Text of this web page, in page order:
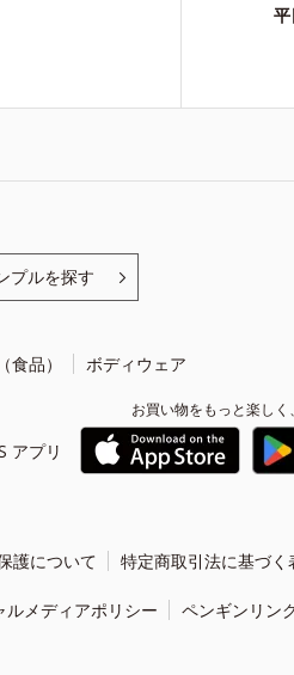
プルを探す
食品） ボディウェア
アプリ
お買い物をもっと楽しく
護について 特定商取引法に基づく
ルメディアポリシー ペンギンリン